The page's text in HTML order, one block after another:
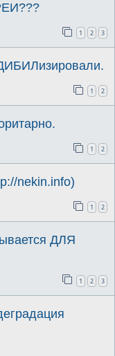
1 2 3
1 2
1 2
nekin.info)
1 2
ДЛЯ
1 2 3